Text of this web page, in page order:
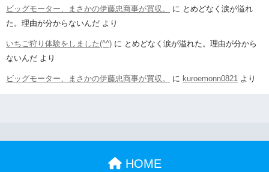
ビッグモーター、まさかの伊藤忠商事が買収。 に とめどなく涙が溢れ
た。理由が分からないんだ より
いちご狩り体験をしました(^^) に とめどなく涙が溢れた。理由が分から
ないんだ より
ビッグモーター、まさかの伊藤忠商事が買収。 に kuroemonn0821 より
HOME